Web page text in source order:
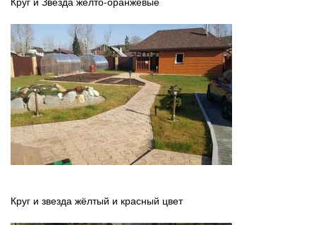
Круг и звезда жёлтый и красный цвет